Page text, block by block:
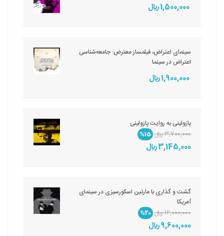
1,500,000 ريال
سینمای اعتراض، فیلمساز معترض: جامعه‌شناسی
اعتراض در سینما
1,900,000 ريال
پازولینی به روایت پازولینی
3,700,000 ريال
%15
3,145,000 ريال
گشت و گذاری با مارتین اسکورسیزی در سینمای
آمریکا
12,000,000 ريال
%20
9,600,000 ريال